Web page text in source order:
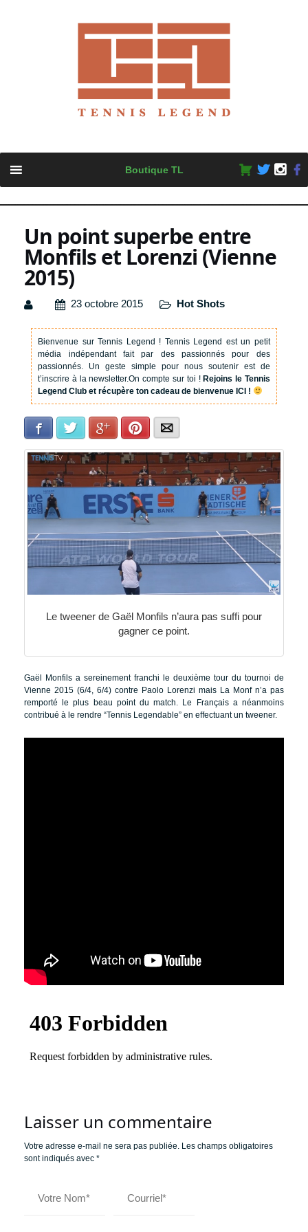
content
Boutique TL
Un point superbe entre
Monfils et Lorenzi (Vienne
2015)
23 octobre 2015 Hot Shots
Bienvenue sur Tennis Legend ! Tennis Legend est un petit
média indépendant fait par des passionnés pour des
passionnés. Un geste simple pour nous soutenir est de
t’inscrire à la newsletter.On compte sur toi !Rejoins le Tennis
Legend Club et récupère ton cadeau de bienvenue ICI !
Facebook Twitter Google+Pinterest
Le tweener de Gaël Monfils n’aura pas suffi pour
gagner ce point.
Gaël Monfils a sereinement franchi le deuxième tour du tournoi de
Vienne 2015 (6/4, 6/4) contre Paolo Lorenzi mais La Monf n’a pas
remporté le plus beau point du match. Le Français a néanmoins
contribué à le rendre “Tennis Legendable” en effectuant un tweener.
Laisser un commentaire
Votre adresse e-mail ne sera pas publiée. Les champs obligatoires
sont indiqués avec *